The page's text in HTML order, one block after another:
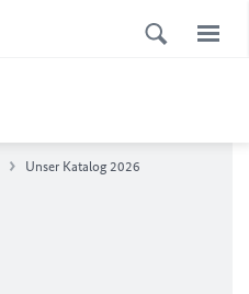
Unser Katalog 2026